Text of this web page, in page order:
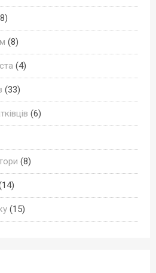
(8)
(4)
(33)
(6)
(8)
(15)